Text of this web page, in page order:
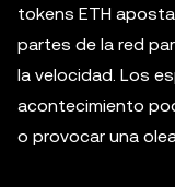
tokens ETH
partes de la red
la velocidad. Los
acontecimiento
o provocar una